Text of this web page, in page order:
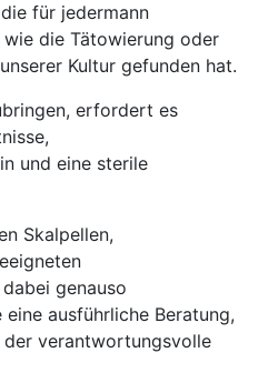
für jedermann
die Tätowierung oder
Kultur gefunden hat.
erfordert es
und eine sterile
Skalpellen,
genauso
ausführliche Beratung,
verantwortungsvolle